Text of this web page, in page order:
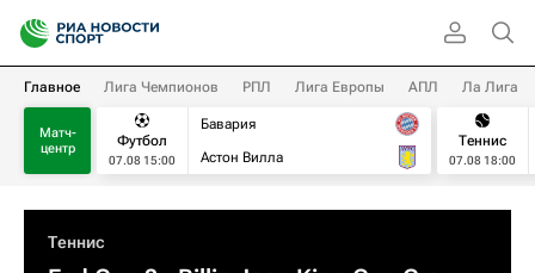
Главное Лига Чемпионов РПЛ Лига Европы АПЛ Ла Лига
Матч-
центр
Футбол
07.08 15:00
Бавария
Астон Вилла
Теннис
07.08 18:00
Теннис